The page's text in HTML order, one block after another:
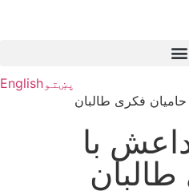
پښتوEnglish
فکری طالبان
با